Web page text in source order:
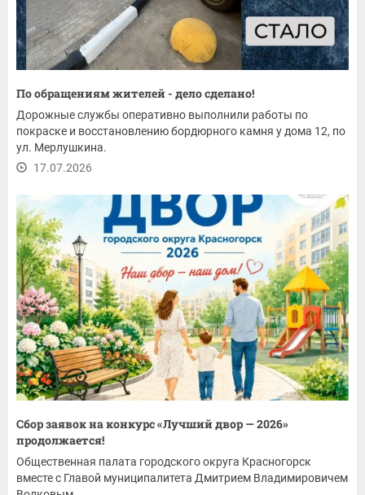
По обращениям жителей - дело сделано!
Дорожные службы оперативно выполнили работы по
покраске и восстановлению бордюрного камня у дома 12, по
ул. Мерлушкина.
17.07.2026
Сбор заявок на конкурс «Лучший двор — 2026»
продолжается!
Общественная палата городского округа Красногорск
вместе с Главой муниципалитета Дмитрием Владимировичем